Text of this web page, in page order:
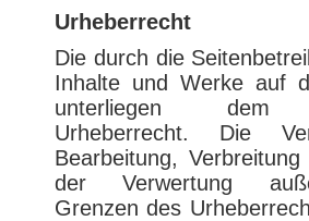
Urheberrecht
Die durch die
Inhalte und Werke auf
unterliegen dem
Urheberrecht. Die
Bearbeitung,
der Verwertung
Grenzen des